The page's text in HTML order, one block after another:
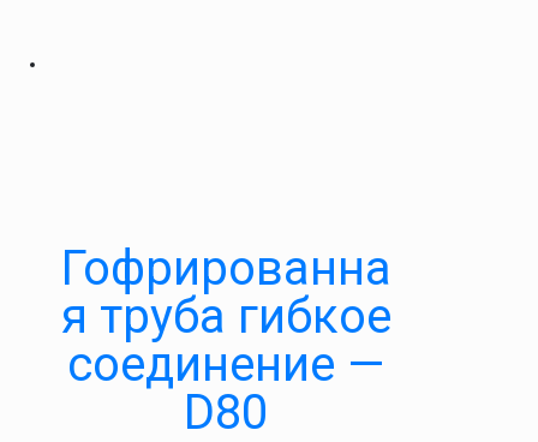
Гофрированна
я труба гибкое
соединение —
D80